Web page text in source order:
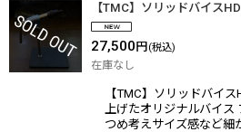
【TMC】ソリッドバイス
27,500 円 (税込)
在庫なし
【TMC】ソリッドバイ
上げたオリジナルバイス
つめ考えサイズ感など細